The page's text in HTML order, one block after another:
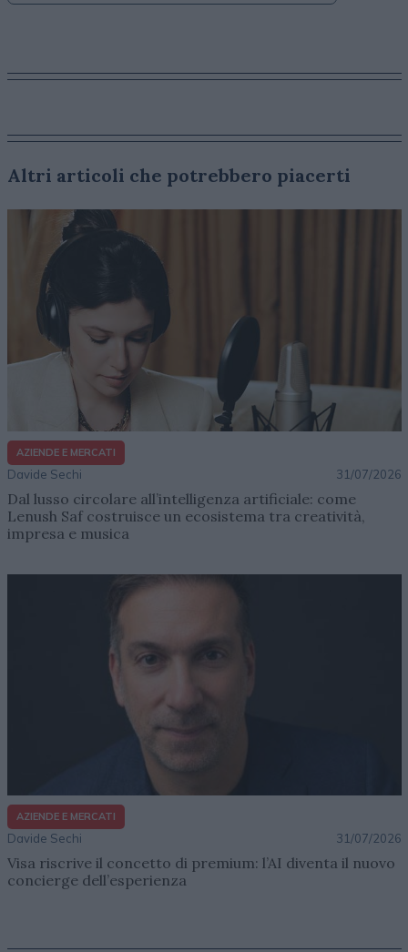
Altri articoli che potrebbero piacerti
AZIENDE E MERCATI
Davide Sechi 31/07/2026
Dal lusso circolare all’intelligenza artificiale: come
Lenush Saf costruisce un ecosistema tra creatività,
impresa e musica
AZIENDE E MERCATI
Davide Sechi 31/07/2026
Visa riscrive il concetto di premium: l’AI diventa il nuovo
concierge dell’esperienza